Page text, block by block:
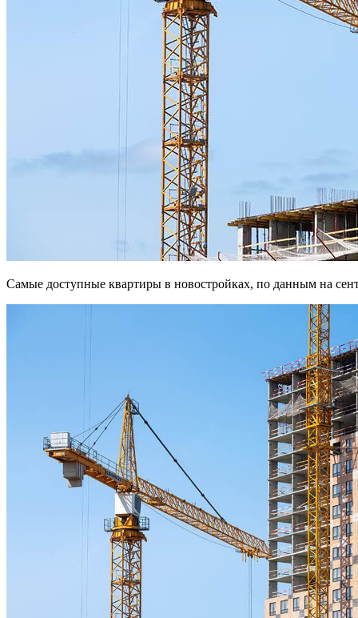
Самые доступные квартиры в новостройках, по данным на